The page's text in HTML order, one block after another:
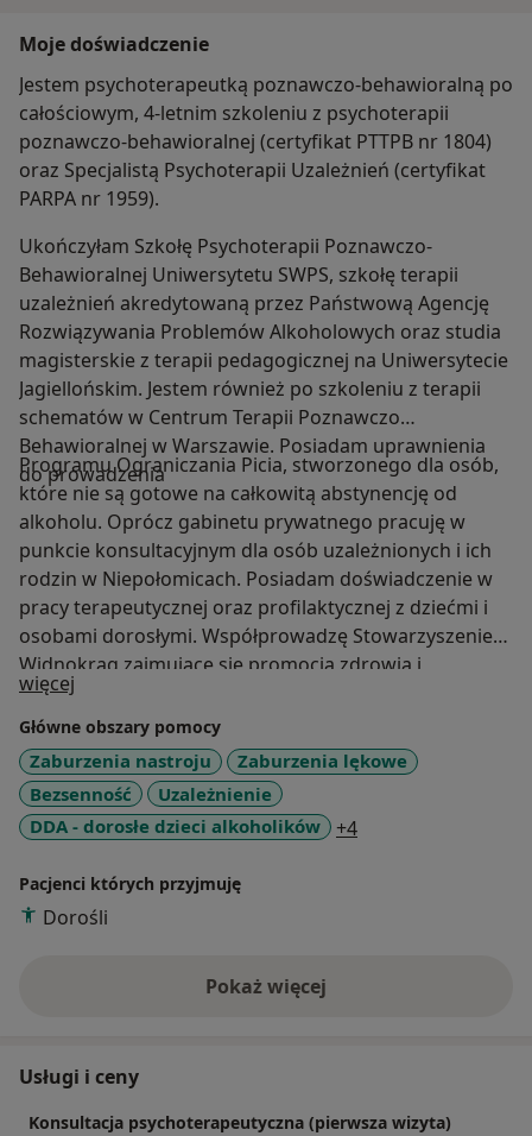
Moje doświadczenie
Jestem psychoterapeutką poznawczo-behawioralną po
całościowym, 4-letnim szkoleniu z psychoterapii
poznawczo-behawioralnej (certyfikat PTTPB nr 1804)
oraz Specjalistą Psychoterapii Uzależnień (certyfikat
PARPA nr 1959).
Ukończyłam Szkołę Psychoterapii Poznawczo-
Behawioralnej Uniwersytetu SWPS, szkołę terapii
uzależnień akredytowaną przez Państwową Agencję
Rozwiązywania Problemów Alkoholowych oraz studia
magisterskie z terapii pedagogicznej na Uniwersytecie
Jagiellońskim. Jestem również po szkoleniu z terapii
schematów w Centrum Terapii Poznawczo
Behawioralnej w Warszawie. Posiadam uprawnienia
do prowadzenia
Programu Ograniczania Picia, stworzonego dla osób,
które nie są gotowe na całkowitą abstynencję od
alkoholu. Oprócz gabinetu prywatnego pracuję w
punkcie konsultacyjnym dla osób uzależnionych i ich
rodzin w Niepołomicach. Posiadam doświadczenie w
pracy terapeutycznej oraz profilaktycznej z dziećmi i
osobami dorosłymi. Współprowadzę Stowarzyszenie
Widnokrąg zajmujące się promocją zdrowia i
profilaktyką zachowań ryzykownych. Jestem członkiem
Polskiego Towarzystwa Terapii Poznawczej i
Behawioralnej. W swojej pracy korzystam głównie z
dorobku terapii poznawczo-behawioralnej. Istotna jest
dla mnie atmosfera empatii, szacunku i akceptacji.
Stale rozwijam swoje kompetencje poprzez udział w
więcej
Główne obszary pomocy
Zaburzenia nastroju
Zaburzenia lękowe
Bezsenność
Uzależnienie
DDA - dorosłe dzieci alkoholików
+4
Pacjenci których przyjmuję
Dorośli
Pokaż więcejo doświadczeniu
Usługi i ceny
Konsultacja psychoterapeutyczna (pierwsza wizyta)